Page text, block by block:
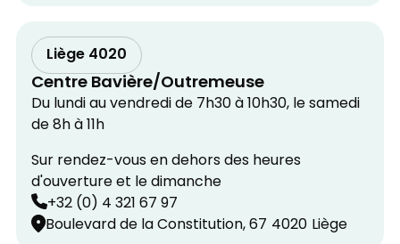
Liège 4020
Centre Bavière/Outremeuse
Du lundi au vendredi de 7h30 à 10h30, le samedi
de 8h à 11h
Sur rendez-vous en dehors des heures
d'ouverture et le dimanche
+32 (0) 4 321 67 97
Boulevard de la Constitution, 67 4020 Liège